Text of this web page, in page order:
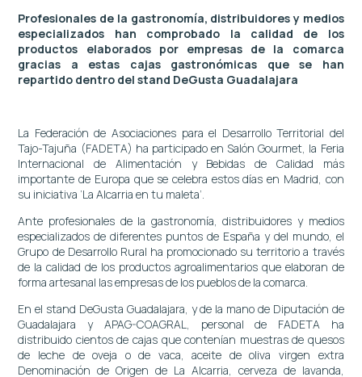
Profesionales de la gastronomía, distribuidores y medios
especializados han comprobado la calidad de los
productos elaborados por empresas de la comarca
gracias a estas cajas gastronómicas que se han
repartido dentro del stand DeGusta Guadalajara
La Federación de Asociaciones para el Desarrollo Territorial del
Tajo-Tajuña (FADETA) ha participado en Salón Gourmet, la Feria
Internacional de Alimentación y Bebidas de Calidad más
importante de Europa que se celebra estos días en Madrid, con
su iniciativa ‘La Alcarria en tu maleta’.
Ante profesionales de la gastronomía, distribuidores y medios
especializados de diferentes puntos de España y del mundo, el
Grupo de Desarrollo Rural ha promocionado su territorio a través
de la calidad de los productos agroalimentarios que elaboran de
forma artesanal las empresas de los pueblos de la comarca.
En el stand DeGusta Guadalajara, y de la mano de Diputación de
Guadalajara y APAG-COAGRAL, personal de FADETA ha
distribuido cientos de cajas que contenían muestras de quesos
de leche de oveja o de vaca, aceite de oliva virgen extra
Denominación de Origen de La Alcarria, cerveza de lavanda,